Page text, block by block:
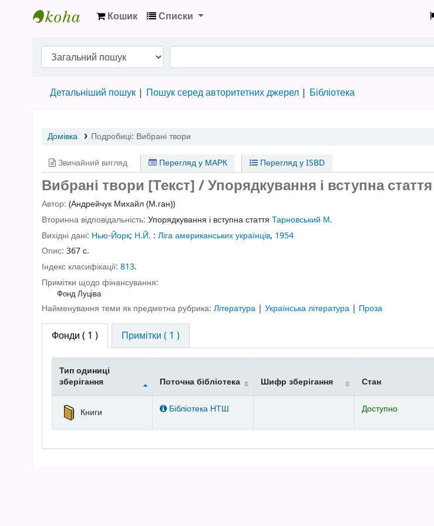
Кошик Списки
Детальніший пошук Пошук серед авторитетних джерел Бібліотека
Домівка Подробиці: Вибрані твори
Звичайний вигляд Перегляд у МАРК Перегляд у ISBD
Вибрані твори [Текст] / Упорядкування і вступна
Автор: (Андрейчук Михайл (М.ган))
Вторинна відповідальність: Упорядкування і вступна стаття Тарновський М.
Вихідні дані: Нью-Йорк; Н.Й. : Ліга американських українців, 1954
Опис: 367 с.
Індекс класифікації: 813.
Примітки щодо фінансування:
Фонд Луціва
Найменування теми як предметна рубрика: Література | Українська література | Проза
Фонди ( 1 ) Примітки ( 1 )
Тип одиниці
зберігання
Поточна бібліотека Шифр зберігання Стан
Книги Бібліотека НТШ Доступно